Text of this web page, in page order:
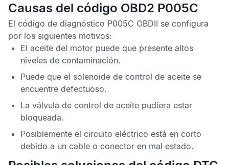
Causas del código OBD2 P005C
El código de diagnóstico P005C OBDII se configura
por los siguientes motivos:
El aceite del motor puede que presente altos
niveles de contaminación.
Puede que el solenoide de control de aceite se
encuentre defectuoso.
La válvula de control de aceite pudiera estar
bloqueada.
Posiblemente el circuito eléctrico está en corto
debido a un cable o conector en mal estado.